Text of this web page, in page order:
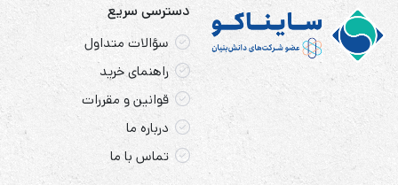
دسترسی سریع
سؤالات متداول
راهنمای خرید
قوانین و مقررات
درباره ما
تماس با ما